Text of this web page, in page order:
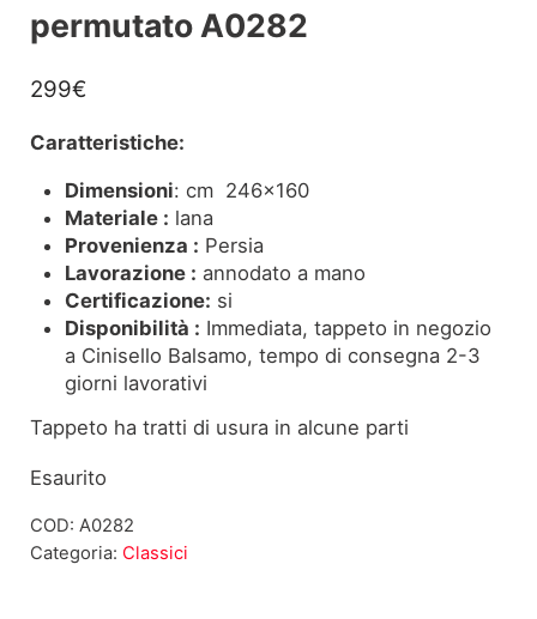
permutato A0282
299€
Caratteristiche:
Dimensioni: cm 246×160
Materiale : lana
Provenienza : Persia
Lavorazione : annodato a mano
Certificazione: si
Disponibilità : Immediata, tappeto in negozio
a Cinisello Balsamo, tempo di consegna 2-3
giorni lavorativi
Tappeto ha tratti di usura in alcune parti
Esaurito
COD: A0282
Categoria: Classici